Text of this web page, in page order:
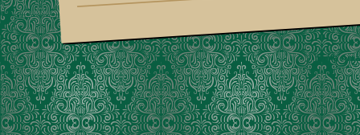
Suria